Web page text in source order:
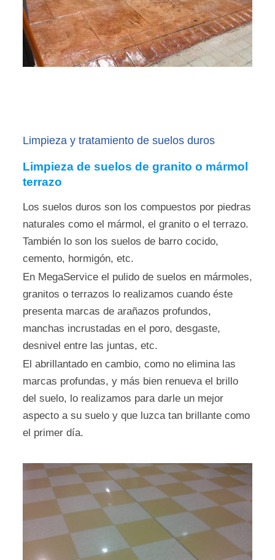
Limpieza y tratamiento de suelos duros
Limpieza de suelos de granito o mármol
terrazo
Los suelos duros son los compuestos por piedras
naturales como el mármol, el granito o el terrazo.
También lo son los suelos de barro cocido,
cemento, hormigón, etc.
En MegaService el pulido de suelos en mármoles,
granitos o terrazos lo realizamos cuando éste
presenta marcas de arañazos profundos,
manchas incrustadas en el poro, desgaste,
desnivel entre las juntas, etc.
El abrillantado en cambio, como no elimina las
marcas profundas, y más bien renueva el brillo
del suelo, lo realizamos para darle un mejor
aspecto a su suelo y que luzca tan brillante como
el primer día.